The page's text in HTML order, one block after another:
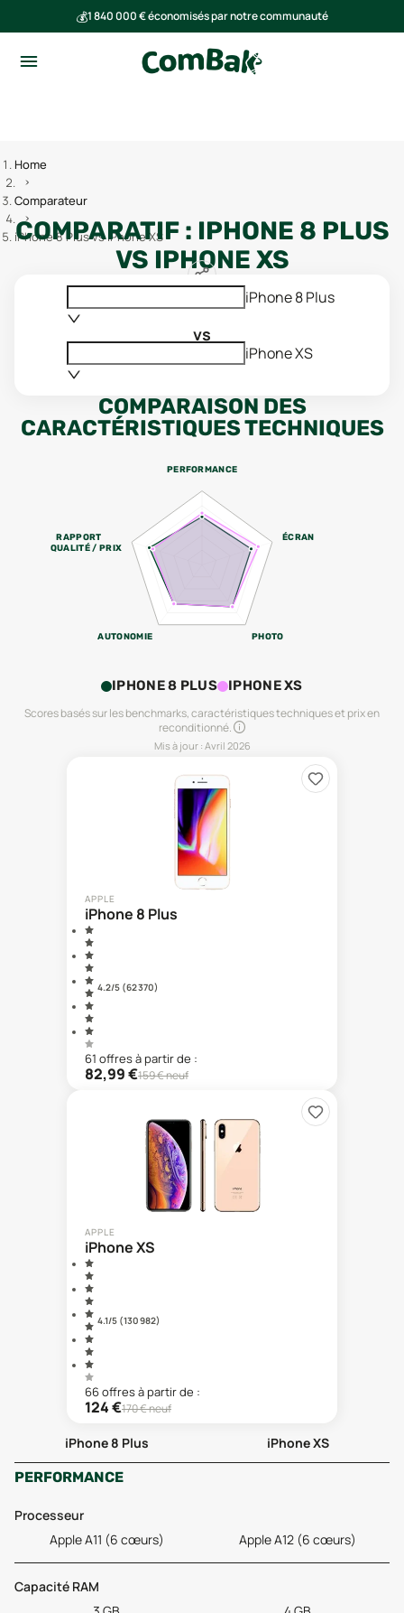
💰1 840 000 € économisés par notre communauté
Home
Comparateur
iPhone 8 Plus vs iPhone XS
COMPARATIF : IPHONE 8 PLUS
VS IPHONE XS
iPhone 8 Plus
vs
iPhone XS
COMPARAISON DES
CARACTÉRISTIQUES TECHNIQUES
PERFORMANCE
ÉCRAN
PHOTO
AUTONOMIE
RAPPORT
QUALITÉ / PRIX
IPHONE 8 PLUS IPHONE XS
Scores basés sur les benchmarks, caractéristiques techniques et prix en
reconditionné.
Mis à jour : Avril 2026
APPLE
iPhone 8 Plus
4.2/5 (62 370)
61 offresà partir de :
82,99€159€ neuf
APPLE
iPhone XS
4.1/5 (130 982)
66offresà partir de :
124€170€ neuf
iPhone 8 Plus
iPhone XS
PERFORMANCE
Processeur
Apple A11 (6 cœurs)
Apple A12 (6 cœurs)
Capacité RAM